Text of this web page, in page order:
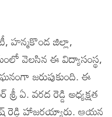
హన్మకొండ జిల్లా,
వెలసిన ఈ విద్యాసంస్థ,
జరుపుకుంది. ఈ
ఏ. వరద రెడ్డి అధ్యక్షత
రెడ్డి హాజరయ్యారు. ఆయన